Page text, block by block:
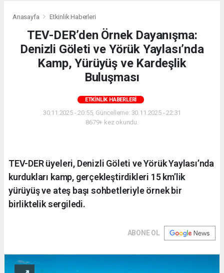
Anasayfa Etkinlik Haberleri
TEV-DER’den Örnek Dayanışma:
Denizli Göleti ve Yörük Yaylası’nda
Kamp, Yürüyüş ve Kardeşlik
Buluşması
ETKINLIK HABERLERI
30.11.2025 - 20:55, Güncelleme: 30.11.2025 - 22:31
8679+ kez okundu.
TEV-DER üyeleri, Denizli Göleti ve Yörük Yaylası’nda
kurdukları kamp, gerçekleştirdikleri 15 km’lik
yürüyüş ve ateş başı sohbetleriyle örnek bir
birliktelik sergiledi.
ABONE OL